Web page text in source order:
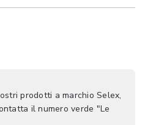
prodotti a marchio Selex,
il numero verde "Le